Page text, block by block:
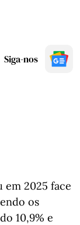
Siga-nos
em 2025 face
os
10,9% e